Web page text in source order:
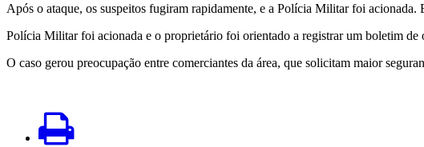
Após o ataque, os suspeitos fugiram rapidamente, e a Polícia Militar foi
Polícia Militar foi acionada e o proprietário foi orientado a registrar um boletim
O caso gerou preocupação entre comerciantes da área, que solicitam maior